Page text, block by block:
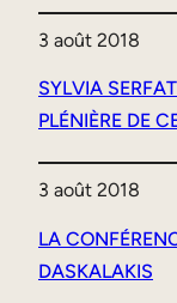
3 août 2018
SYLVIA
PLÉNIÈRE DE
3 août 2018
LA
DASKALAKIS